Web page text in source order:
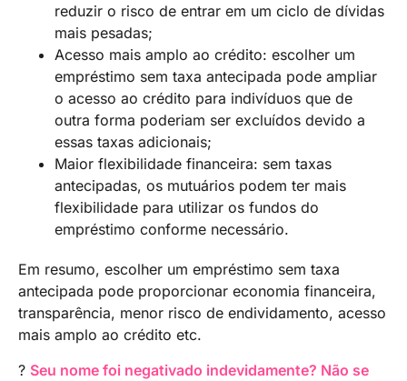
reduzir o risco de entrar em um ciclo de dívidas
mais pesadas;
Acesso mais amplo ao crédito: escolher um
empréstimo sem taxa antecipada pode ampliar
o acesso ao crédito para indivíduos que de
outra forma poderiam ser excluídos devido a
essas taxas adicionais;
Maior flexibilidade financeira: sem taxas
antecipadas, os mutuários podem ter mais
flexibilidade para utilizar os fundos do
empréstimo conforme necessário.
Em resumo, escolher um empréstimo sem taxa
antecipada pode proporcionar economia financeira,
transparência, menor risco de endividamento, acesso
mais amplo ao crédito etc.
? Seu nome foi negativado indevidamente? Não se